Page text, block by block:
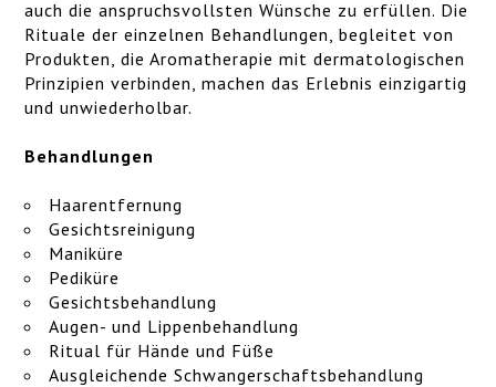
auch die anspruchsvollsten Wünsche zu erfüllen. Die
Rituale der einzelnen Behandlungen, begleitet von
Produkten, die Aromatherapie mit dermatologischen
Prinzipien verbinden, machen das Erlebnis einzigartig
und unwiederholbar.
Behandlungen
Haarentfernung
Gesichtsreinigung
Maniküre
Pediküre
Gesichtsbehandlung
Augen- und Lippenbehandlung
Ritual für Hände und Füße
Ausgleichende Schwangerschaftsbehandlung